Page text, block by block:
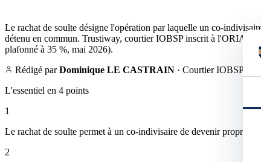
Le rachat de soulte désigne l'opération par laquelle un co-
détenu en commun. Trustiway, courtier IOBSP inscrit à l'ORIAS
plafonné à 35 %, mai 2026).
Rédigé parDominique LE CASTRAIN · Courtier IOBSP
L'essentiel en 4 points
1
Le rachat de soulte permet à un co-indivisaire de devenir
2